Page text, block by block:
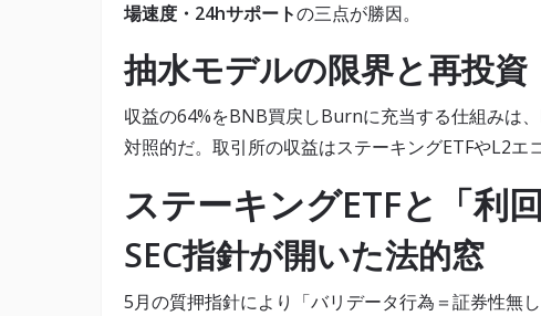
場速度・24hサポートの三点が勝因。
抽水モデルの限界と再投資
収益の64%をBNB買戻しBurnに充当する仕組みは
対照的だ。取引所の収益はステーキングETFやL2エ
ステーキングETFと「利
SEC指針が開いた法的窓
5月の質押指針により「バリデータ行為＝証券性無